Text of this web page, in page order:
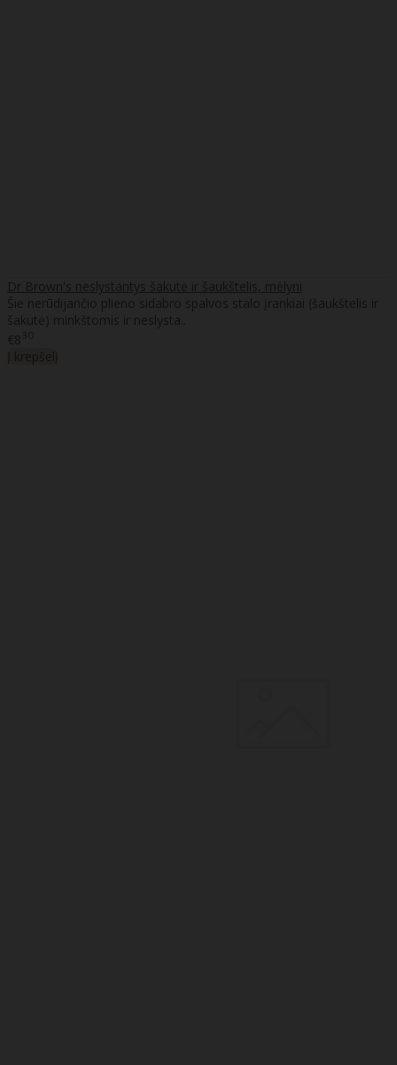
Dr Brown's neslystantys šakutė ir šaukštelis, mėlyni
Šie nerūdijančio plieno sidabro spalvos stalo įrankiai (šaukštelis ir
šakutė) minkštomis ir neslysta..
€8 30